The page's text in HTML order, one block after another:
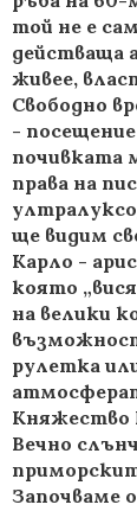
той не е
действаща
живее,
Свободно
-
почивката
права на
ще видим
Карло -
която
на велики
рулетка
Княжество
Вечно
Започваме